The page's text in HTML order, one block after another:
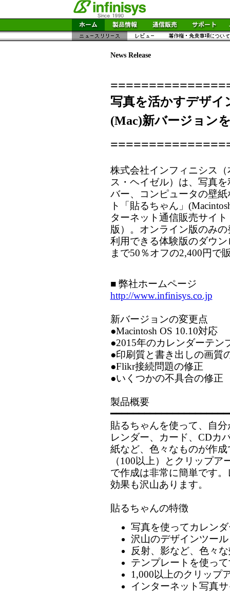
News Release
写真を活かすデザイ
(Mac)新バージョン
株式会社インフィニシス
ス・ヘイゼル）は、写真
バー、コンピュータの壁
ト「貼るちゃん」
ターネット通信販売サイ
版）。オンライン版のみ
利用できる体験版のダウ
まで50％オフの2,400円で
■ 弊社ホームページ
http://www.infinisys.co.jp
新バージョンの変更点
●Macintosh OS 10.10対応
●2015年のカレンダーテン
●印刷質と書き出しの画質
●Flikr接続問題の修正
●いくつかの不具合の修正
製品概要
貼るちゃんを使って、自
レンダー、カード、CDカ
紙など、色々なものが作
（100以上）とクリップ
で作成は非常に簡単です
効果も沢山あります。
貼るちゃんの特徴
写真を使ってカレン
沢山のデザインツール
反射、影など、色々
テンプレートを使っ
1,000以上のクリップ
インターネット写真